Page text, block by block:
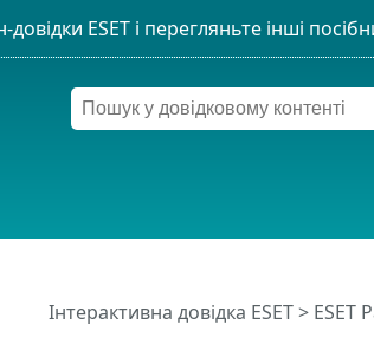
Інтерактивна довідка ESET> ESET